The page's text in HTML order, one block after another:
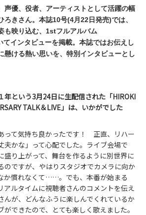
声優、役者、アーティストとして活躍の幅
ろきさん。本誌10号(4月22日発売)では、
も映り込む、1stフルアルバム
てインタビューを掲載。本誌ではお伝えし
懸ける熱い思いを、特別インタビューとし
年という3月24日に生配信された「HIROKI
TALK＆LIVE」は、いかがでした
って気持ち良かったです！ 正直、リハー
夫かな」って心配でした。ライブ会場で
盛り上がって、舞台を作るように別世界に
のですが、やはりスタジオでカメラに向か
か慣れなくて……。でも、本番が始まる
アルタイムに視聴者さんのコメントを伝え
んが、どんなふうに楽しんでくれているか
できたので、とても楽しく歌えました。